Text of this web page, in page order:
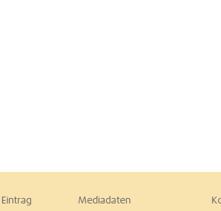
Mediadaten